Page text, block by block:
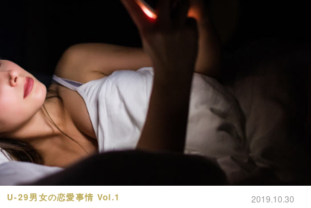
U-29男女の恋愛事情 Vol.1 2019.10.30